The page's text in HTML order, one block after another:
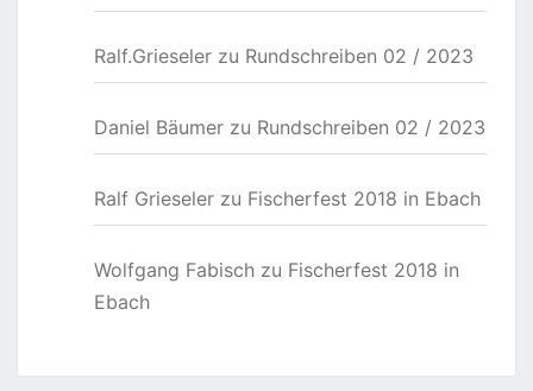
Ralf.Grieseler zu Rundschreiben 02 / 2023
Daniel Bäumer zu Rundschreiben 02 / 2023
Ralf Grieseler zu Fischerfest 2018 in Ebach
Wolfgang Fabisch zu Fischerfest 2018 in
Ebach